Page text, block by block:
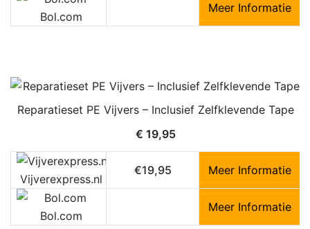
Bol.com
Meer Informatie
Reparatieset PE Vijvers – Inclusief Zelfklevende Tape
€ 19,95
Vijverexpress.nl
€19,95 Meer Informatie
Bol.com
Meer Informatie